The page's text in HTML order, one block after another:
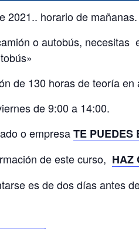
2021.. horario de mañanas.
o autobús,
de 130 horas de teoría
de 9:00 a 14:00.
o empresaTE PUEDES
de este curso, HAZ
es de dos días antes